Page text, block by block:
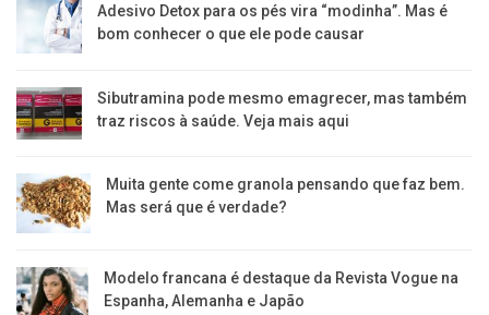
Adesivo Detox para os pés vira “modinha”. Mas é
bom conhecer o que ele pode causar
Sibutramina pode mesmo emagrecer, mas também
traz riscos à saúde. Veja mais aqui
Muita gente come granola pensando que faz bem.
Mas será que é verdade?
Modelo francana é destaque da Revista Vogue na
Espanha, Alemanha e Japão